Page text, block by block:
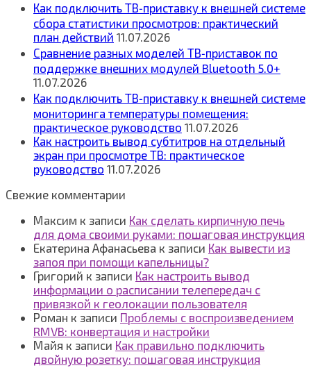
Как подключить ТВ‑приставку к внешней системе
сбора статистики просмотров: практический
план действий 11.07.2026
Сравнение разных моделей ТВ‑приставок по
поддержке внешних модулей Bluetooth 5.0+
11.07.2026
Как подключить ТВ‑приставку к внешней системе
мониторинга температуры помещения:
практическое руководство 11.07.2026
Как настроить вывод субтитров на отдельный
экран при просмотре ТВ: практическое
руководство 11.07.2026
Свежие комментарии
Максим к записи Как сделать кирпичную печь
для дома своими руками: пошаговая инструкция
Екатерина Афанасьева к записи Как вывести из
запоя при помощи капельницы?
Григорий к записи Как настроить вывод
информации о расписании телепередач с
привязкой к геолокации пользователя
Роман к записи Проблемы с воспроизведением
RMVB: конвертация и настройки
Майя к записи Как правильно подключить
двойную розетку: пошаговая инструкция